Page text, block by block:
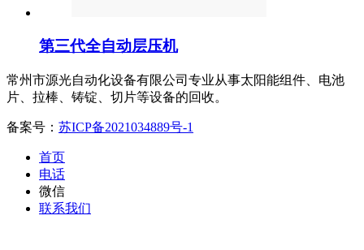
第三代全自动层压机
常州市源光自动化设备有限公司专业从事太阳能组件、电池
片、拉棒、铸锭、切片等设备的回收。
备案号： 苏ICP备2021034889号-1
首页
电话
微信
联系我们